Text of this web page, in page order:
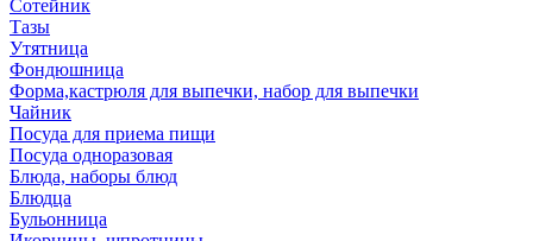
Сотейник
Тазы
Утятница
Фондюшница
Форма,кастрюля для выпечки, набор для выпечки
Чайник
Посуда для приема пищи
Посуда одноразовая
Блюда, наборы блюд
Блюдца
Бульонница